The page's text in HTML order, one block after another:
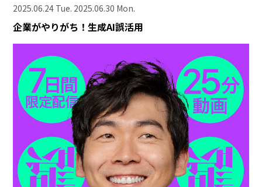
2025.06.24 Tue. 2025.06.30 Mon.
企業がやりがち！生成AI誤活用